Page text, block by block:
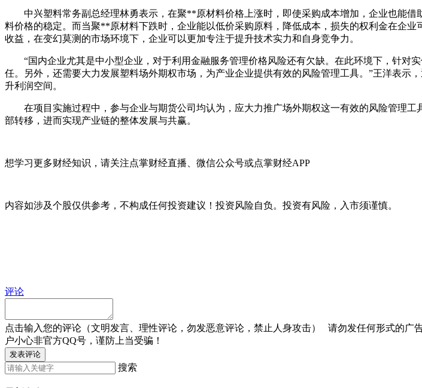
中兴塑料常务副总经理林勇表示，在聚**原材料价格上涨时，即使采购成本增加，企业也能借
料价格的稳定。而当聚**原材料下跌时，企业能以低价采购原料，降低成本，损失的权利金在企
收益，在变幻莫测的市场环境下，企业可以更加专注于提升技术实力和自身竞争力。
“国内企业尤其是中小型企业，对于利用金融服务管理价格风险还有欠缺。在此环境下，针对
任。另外，还需要大力发展塑料场外期权市场，为产业企业提供有效的风险管理工具。”王洋表
升利润空间。
在项目实施过程中，参与企业与期货公司均认为，应大力推广场外期权这一有效的风险管理工
部转移，进而实现产业链的整体发展与共赢。
想学习更多财经知识，请关注点掌财经直播、微信公众号或点掌财经APP
内容如涉及个股仅供参考，不构成任何投资建议！投资风险自负。投资有风险，入市须谨慎。
评论
点击输入您的评论（文明发言、理性评论，勿发恶意评论，禁止人身攻击） 请勿发任何形式的广
户小心非官方QQ号，谨防上当受骗！
发表评论
搜索